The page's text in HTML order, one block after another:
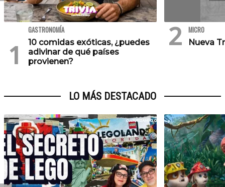
GASTRONOMÍA
10 comidas exóticas, ¿puedes
adivinar de qué países
provienen?
MICRO
Nueva
LO MÁS DESTACADO